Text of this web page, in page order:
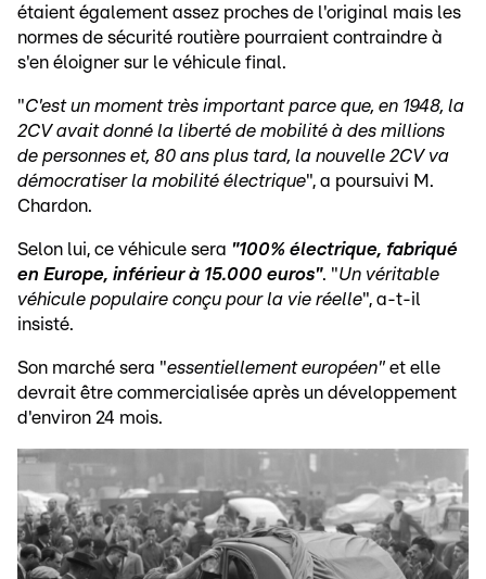
étaient également assez proches de l'original mais les
normes de sécurité routière pourraient contraindre à
s'en éloigner sur le véhicule final.
"C'est un moment très important parce que, en 1948, la
2CV avait donné la liberté de mobilité à des millions
de personnes et, 80 ans plus tard, la nouvelle 2CV va
démocratiser la mobilité électrique", a poursuivi M.
Chardon.
Selon lui, ce véhicule sera "100% électrique, fabriqué
en Europe, inférieur à 15.000 euros". "Un véritable
véhicule populaire conçu pour la vie réelle", a-t-il
insisté.
Son marché sera "essentiellement européen" et elle
devrait être commercialisée après un développement
d'environ 24 mois.